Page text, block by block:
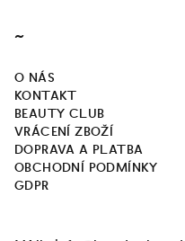
~
O NÁS
KONTAKT
BEAUTY CLUB
VRÁCENÍ ZBOŽÍ
DOPRAVA A PLATBA
OBCHODNÍ PODMÍNKY
GDPR